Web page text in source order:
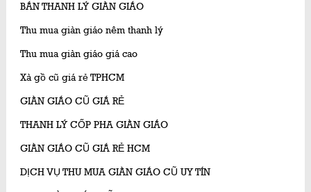
BÁN THANH LÝ GIÀN GIÁO
Thu mua giàn giáo nêm thanh lý
Thu mua giàn giáo giá cao
Xà gồ cũ giá rẻ TPHCM
GIÀN GIÁO CŨ GIÁ RẺ
THANH LÝ CỐP PHA GIÀN GIÁO
GIÀN GIÁO CŨ GIÁ RẺ HCM
DỊCH VỤ THU MUA GIÀN GIÁO CŨ UY TÍN